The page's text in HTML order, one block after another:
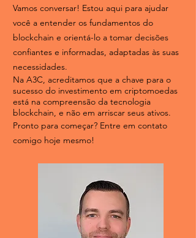
Vamos conversar! Estou aqui para ajudar
você a entender os fundamentos do
blockchain e orientá-lo a tomar decisões
confiantes e informadas, adaptadas às suas
necessidades.
Na A3C, acreditamos que a chave para o
sucesso do investimento em criptomoedas
está na compreensão da tecnologia
blockchain, e não em arriscar seus ativos.
Pronto para começar? Entre em contato
comigo hoje mesmo!